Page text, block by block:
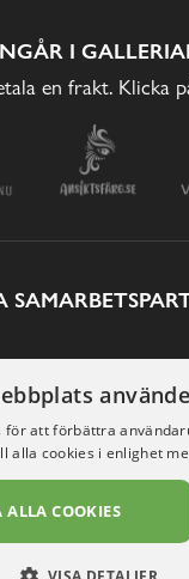
I
en frakt.
för att förbättra
alla cookies i enlighet
ALLA COOKIES